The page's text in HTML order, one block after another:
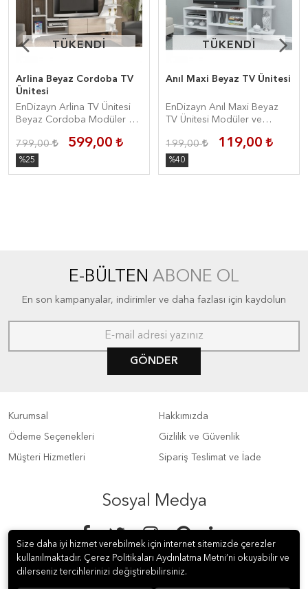
TÜKENDİ
TÜKENDİ
Arlina Beyaz Cordoba TV
Ünitesi
EnDizayn Arlina TV Ünitesi
Beyaz Cordoba Modüler ve
799,00 599,00
%25
TÜKENDİ
TÜKENDİ
Anıl Maxi Beyaz TV Ünitesi
EnDizayn Anıl Maxi Beyaz
TV Ünitesi Modüler ve
199,00 119,00
%40
E-BÜLTEN ABONE OL
En son kampanyalar, indirimler ve daha fazlası için kaydolun
GÖNDER
Kurumsal
Ödeme Seçenekleri
Müşteri Hizmetleri
Hakkımızda
Gizlilik ve Güvenlik
Sipariş Teslimat ve İade
Sosyal Medya
Size daha iyi hizmet verebilmek için internet sitemizde çerezler
kullanılmaktadır. Çerez Politikaları Aydınlatma Metni’ni okuyabilir ve
dilerseniz tercihlerinizi değiştirebilirsiniz.